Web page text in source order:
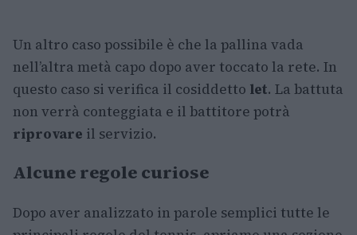
Un altro caso possibile è che la pallina vada
nell’altra metà capo dopo aver toccato la rete. In
questo caso si verifica il cosiddetto let. La battuta
non verrà conteggiata e il battitore potrà
riprovare il servizio.
Alcune regole curiose
Dopo aver analizzato in parole semplici tutte le